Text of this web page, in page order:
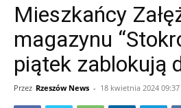
Mieszkańcy
magazynu
piątek zablokują
Przez Rzeszów News - 18 kwietnia 2024 09:37